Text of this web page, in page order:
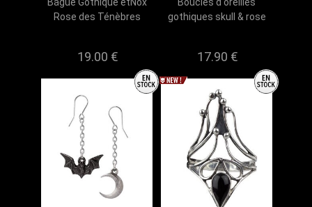
Rose des Ténèbres
19.00 €
gothiques skull & rose
17.90 €